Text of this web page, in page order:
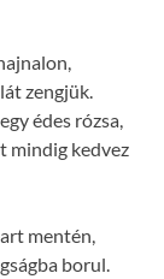
zengjük.
édes rózsa,
mindig kedvez
mentén,
borul.